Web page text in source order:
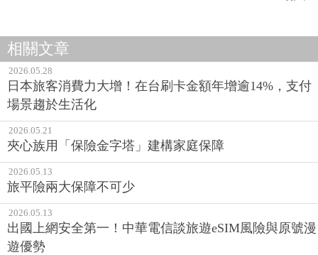
相關文章
2026.05.28
日本旅客消費力大增！在台刷卡金額年增逾14%，支付
場景趨於生活化
2026.05.21
夾心族用「保險金字塔」建構家庭保障
2026.05.13
旅平險兩大保障不可少
2026.05.13
出國上網安全第一！中華電信談旅遊eSIM風險與原號漫
遊優勢